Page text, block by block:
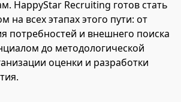
HappyStar Recruiting готов стать
на всех этапах этого пути: от
потребностей и внешнего поиска
до методологической
оценки и разработки